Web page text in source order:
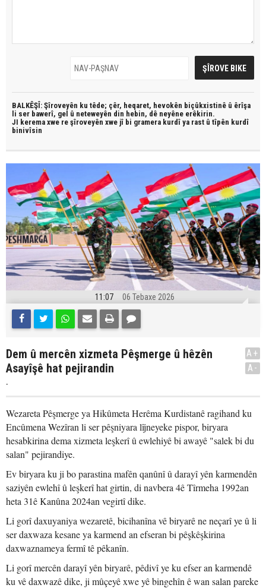
BALKÊŞÎ: Şîroveyên ku têde; çêr, heqaret, hevokên biçûkxistinê û êrîşa
li ser bawerî, gel û neteweyên din hebin, dê neyêne erêkirin.
JI kerema xwe re şîroveyên xwe jî bi gramera kurdî ya rast û tîpên kurdî
binivîsin
11:07 06 Tebaxe 2026
Dem û mercên xizmeta Pêşmerge û hêzên
Asayîşê hat pejirandin
.
A+
A-
Wezareta Pêşmerge ya Hikûmeta Herêma Kurdistanê ragihand ku
Encûmena Wezîran li ser pêşniyara lîjneyeke pispor, biryara
hesabkirina dema xizmeta leşkerî û ewlehiyê bi awayê "salek bi du
salan" pejirandiye.
Ev biryara ku ji bo parastina mafên qanûnî û darayî yên karmendên
saziyên ewlehî û leşkerî hat girtin, di navbera 4ê Tîrmeha 1992an
heta 31ê Kanûna 2024an vegirtî dike.
Li gorî daxuyaniya wezaretê, bicihanîna vê biryarê ne neçarî ye û li
ser daxwaza kesane ya karmend an efseran bi pêşkêşkirina
daxwaznameya fermî tê pêkanîn.
Li gorî mercên darayî yên biryarê, pêdivî ye ku efser an karmendê
ku vê daxwazê dike, ji mûçeyê xwe yê bingehîn ê wan salan pareke